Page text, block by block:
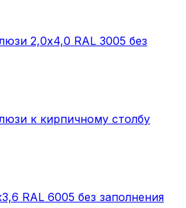
2,0х4,0 RAL 3005 без
к кирпичному столбу
RAL 6005 без заполнения